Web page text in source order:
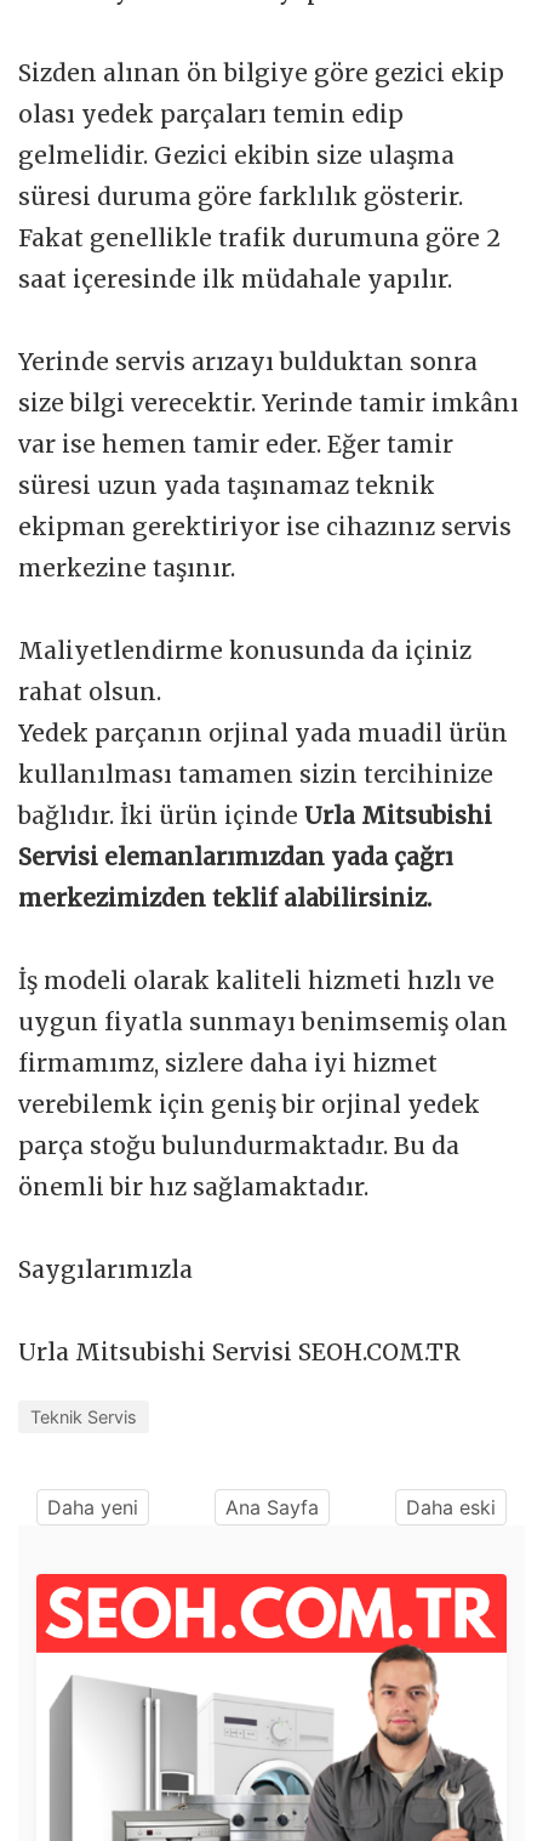
Sizden alınan ön bilgiye göre gezici ekip
olası yedek parçaları temin edip
gelmelidir. Gezici ekibin size ulaşma
süresi duruma göre farklılık gösterir.
Fakat genellikle trafik durumuna göre 2
saat içeresinde ilk müdahale yapılır.
Yerinde servis arızayı bulduktan sonra
size bilgi verecektir. Yerinde tamir imkânı
var ise hemen tamir eder. Eğer tamir
süresi uzun yada taşınamaz teknik
ekipman gerektiriyor ise cihazınız servis
merkezine taşınır.
Maliyetlendirme konusunda da içiniz
rahat olsun.
Yedek parçanın orjinal yada muadil ürün
kullanılması tamamen sizin tercihinize
bağlıdır. İki ürün içinde Urla Mitsubishi
Servisi elemanlarımızdan yada çağrı
merkezimizden teklif alabilirsiniz.
İş modeli olarak kaliteli hizmeti hızlı ve
uygun fiyatla sunmayı benimsemiş olan
firmamımz, sizlere daha iyi hizmet
verebilemk için geniş bir orjinal yedek
parça stoğu bulundurmaktadır. Bu da
önemli bir hız sağlamaktadır.
Saygılarımızla
Urla Mitsubishi Servisi SEOH.COM.TR
Teknik Servis
Daha yeni Ana Sayfa Daha eski